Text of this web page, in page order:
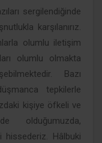
sergilendiğinde
karşılanırız.
olumlu iletişim
olumlu olmakta
Bazı
tepkilerle
kişiye öfkeli ve
olduğumuzda,
hissederiz. Hâlbuki